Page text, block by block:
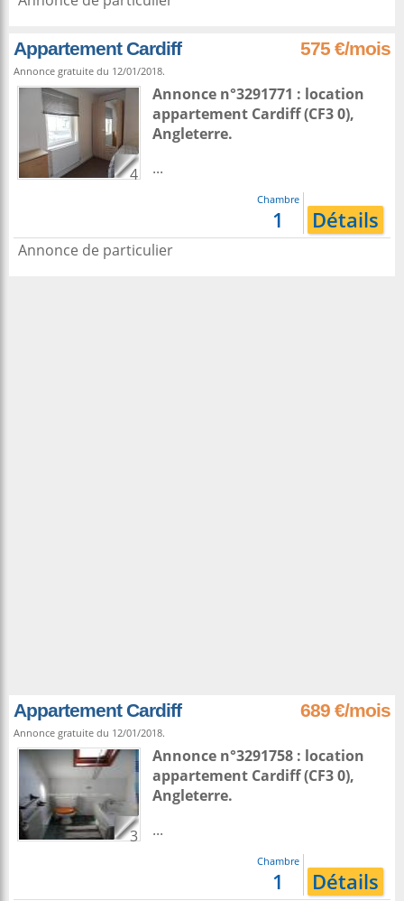
Appartement Cardiff 575 €/mois
Annonce gratuite du 12/01/2018.
4
Annonce n°3291771 : location
appartement Cardiff(CF3 0),
Angleterre.
...
Chambre
1 Détails
Annonce de particulier
Appartement Cardiff 689 €/mois
Annonce gratuite du 12/01/2018.
3
Annonce n°3291758 : location
appartement Cardiff(CF3 0),
Angleterre.
...
Chambre
1 Détails